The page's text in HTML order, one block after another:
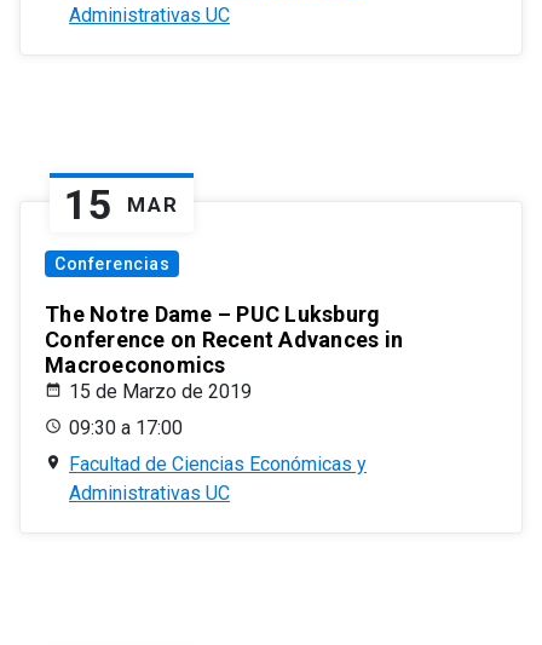
Administrativas UC
15 MAR
Conferencias
The Notre Dame – PUC Luksburg
Conference on Recent Advances in
Macroeconomics
15 de Marzo de 2019
09:30 a 17:00
Facultad de Ciencias Económicas y
Administrativas UC